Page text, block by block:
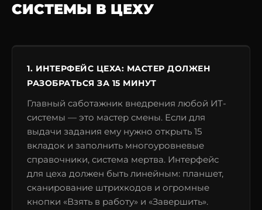
СИСТЕМЫ В ЦЕХУ
1. ИНТЕРФЕЙС ЦЕХА: МАСТЕР ДОЛЖЕН
РАЗОБРАТЬСЯ ЗА 15 МИНУТ
Главный саботажник внедрения любой ИТ-
системы — это мастер смены. Если для
выдачи задания ему нужно открыть 15
вкладок и заполнить многоуровневые
справочники, система мертва. Интерфейс
для цеха должен быть линейным: планшет,
сканирование штрихкодов и огромные
кнопки «Взять в работу» и «Завершить».